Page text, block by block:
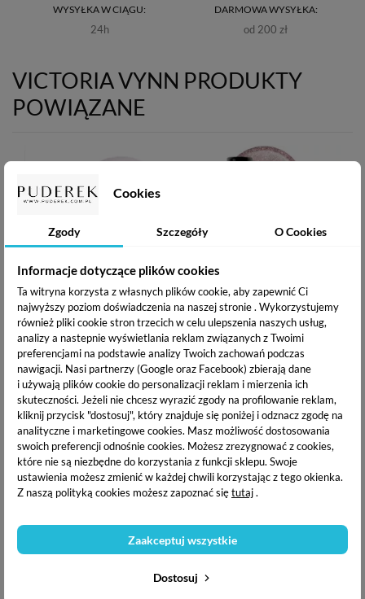
Cookies
Zgody Szczegóły O Cookies
Informacje dotyczące plików cookies
Ta witryna korzysta z własnych plików cookie, aby zapewnić Ci
najwyższy poziom doświadczenia na naszej stronie . Wykorzystujemy
również pliki cookie stron trzecich w celu ulepszenia naszych usług,
analizy a nastepnie wyświetlania reklam związanych z Twoimi
preferencjami na podstawie analizy Twoich zachowań podczas
nawigacji. Nasi partnerzy (Google oraz Facebook) zbierają dane
i używają plików cookie do personalizacji reklam i mierzenia ich
skuteczności. Jeżeli nie chcesz wyrazić zgody na profilowanie reklam,
kliknij przycisk "dostosuj", który znajduje się poniżej i odznacz zgodę na
analityczne i marketingowe cookies. Masz możliwość dostosowania
swoich preferencji odnośnie cookies. Możesz zrezygnować z cookies,
które nie są niezbędne do korzystania z funkcji sklepu. Swoje
ustawienia możesz zmienić w każdej chwili korzystając z tego okienka.
Z naszą polityką cookies możesz zapoznać siętutaj.
Dostosuj
Zaakceptuj wszystkie
WYSYŁKA W CIĄGU:
24h
DARMOWA WYSYŁKA:
od 200 zł
VICTORIA VYNN PRODUKTY
POWIĄZANE
Victoria Vynn Build Gel
UV/LED -
Samopoziomujący żel
budujący - 16 Delicate
Rogue - 15ml
41,00 zł
Victoria Vynn Gel Polish
Lakier hybrydowy - 323
Quartz Bellatrix - 8ml
35,00 zł
OPIS PRODUKTU
DOSTAWA I PŁATNOŚĆ
Victoria Vynn Gel Polish
lakier hybrydowy. Jego doskonała przyczepność oraz
perfekcyjnego manicuru w krótkim czasie. Lakier posiada